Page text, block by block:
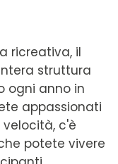
ricreativa, il
struttura
ogni anno in
appassionati
velocità, c'è
potete vivere